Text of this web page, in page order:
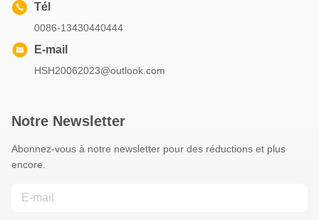
Tél
0086-13430440444
E-mail
HSH20062023@outlook.com
Notre Newsletter
Abonnez-vous à notre newsletter pour des réductions et plus
encore.